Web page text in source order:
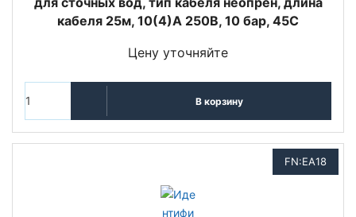
кабеля 25м, 10(4)A 250В, 10 бар, 45C
Цену уточняйте
В корзину
FN:EA18